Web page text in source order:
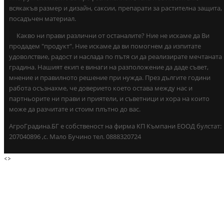
всякакъв размер и дизайн, саксии, препарати за растителна защита,
посадъчен материал.
Какво ни прави различни от останалите? Ние не искаме да Ви
продадем "продукт". Ние искаме да ви помогнем да изпитате
удоволствие, радост и наслада по пътя си да реализирате мечтаната
градина. Нашият екип е винаги на разположение да даде съвет,
мнение и правилното решение при нужда. През дългите години
работа осъзнахме, че доверието което остава между нас и
партньорите ни прави и приятели, и съветници и хора на които
може да разчитате и стоим плътно до вас.
АгроГрадина.БГ е собственост на фирма КП Къмпани ЕООД булстат:
207040896 ,с. Мало Бучино тел. 0888320724
<>